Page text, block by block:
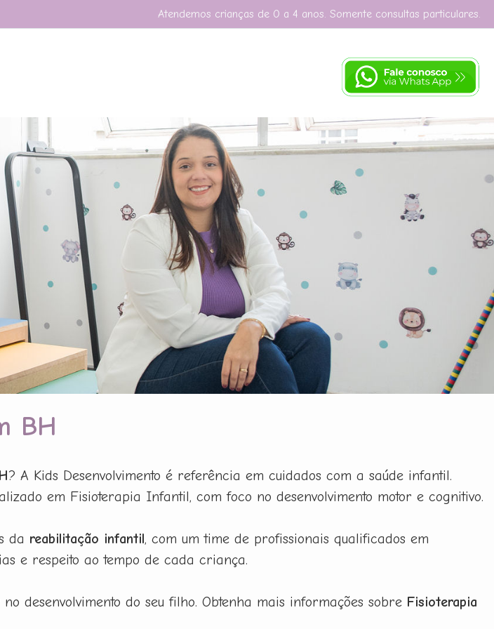
Atendemos crianças de 0 a 4 anos. Somente consultas particulares.
BH
? A Kids Desenvolvimento é referência em cuidados com a saúde infantil.
em Fisioterapia Infantil, com foco no desenvolvimento motor e cognitivo.
da reabilitação infantil, com um time de profissionais qualificados em
e respeito ao tempo de cada criança.
desenvolvimento do seu filho. Obtenha mais informações sobre Fisioterapia